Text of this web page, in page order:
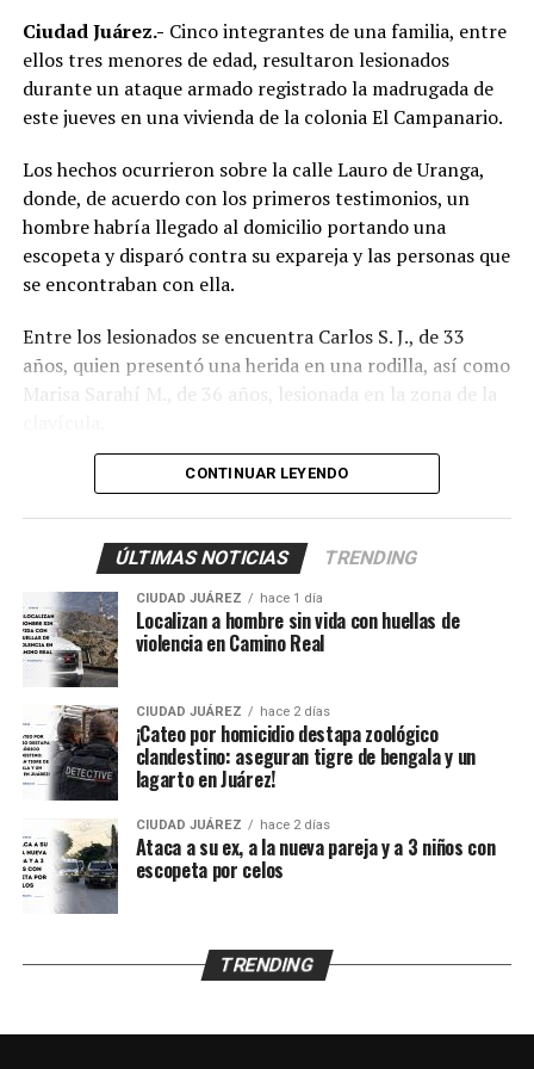
Público mientras continúan las investigaciones para
esclarecer el homicidio y determinar la posible
participación de más personas.
Ciudad Juárez.- Cinco integrantes de una familia, entre
ellos tres menores de edad, resultaron lesionados
durante un ataque armado registrado la madrugada de
este jueves en una vivienda de la colonia El Campanario.
Los hechos ocurrieron sobre la calle Lauro de Uranga,
donde, de acuerdo con los primeros testimonios, un
hombre habría llegado al domicilio portando una
escopeta y disparó contra su expareja y las personas que
se encontraban con ella.
Entre los lesionados se encuentra Carlos S. J., de 33
años, quien presentó una herida en una rodilla, así como
Marisa Sarahí M., de 36 años, lesionada en la zona de la
También fueron atendidos Damián, de 14 años; Ana, de
El probable responsable fue identificado como Abraham
B., de 38 años, expareja de la mujer y presunto padre de
los menores, de acuerdo con información
proporcionada por un mando policiaco.
Agentes ministeriales acudieron al lugar para procesar
la escena, recabar evidencias e iniciar la búsqueda del
presunto agresor, quien hasta el momento no ha sido
detenido.
CONTINUAR LEYENDO
ÚLTIMAS NOTICIAS TRENDING
CIUDAD JUÁREZ hace 1 día
Localizan a hombre sin vida con huellas de
violencia en Camino Real
CIUDAD JUÁREZ hace 2 días
¡Cateo por homicidio destapa zoológico
clandestino: aseguran tigre de bengala y un
lagarto en Juárez!
CIUDAD JUÁREZ hace 2 días
Ataca a su ex, a la nueva pareja y a 3 niños con
escopeta por celos
TRENDING